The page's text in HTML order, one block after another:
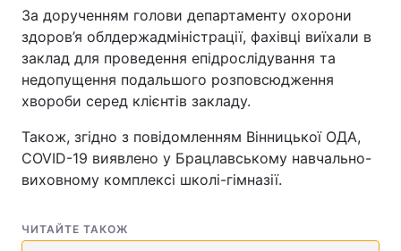
За дорученням голови департаменту охорони
здоров’я облдержадміністрації, фахівці виїхали в
заклад для проведення епідрослідування та
недопущення подальшого розповсюдження
хвороби серед клієнтів закладу.
Також, згідно з повідомленням Вінницької ОДА,
COVID-19 виявлено у Брацлавському навчально-
виховному комплексі школі-гімназії.
ЧИТАЙТЕ ТАКОЖ